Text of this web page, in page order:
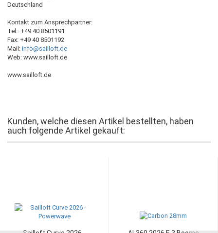
Deutschland
Kontakt zum Ansprechpartner:
Tel.: +49 40 8501191
Fax: +49 40 8501192
Mail: info@sailloft.de
Web: www.sailloft.de
www.sailloft.de
Kunden, welche diesen Artikel bestellten, haben
auch folgende Artikel gekauft: